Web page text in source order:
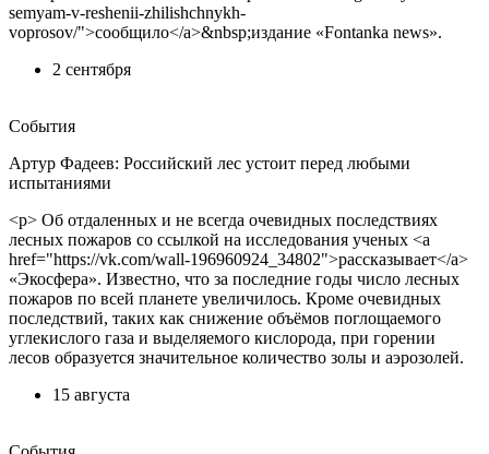
semyam-v-reshenii-zhilishchnykh-
voprosov/">сообщило</a>&nbsp;издание «Fontanka news».
2 сентября
События
Артур Фадеев: Российский лес устоит перед любыми
испытаниями
<p> Об отдаленных и не всегда очевидных последствиях
лесных пожаров со ссылкой на исследования ученых <a
href="https://vk.com/wall-196960924_34802">рассказывает</a>
«Экосфера». Известно, что за последние годы число лесных
пожаров по всей планете увеличилось. Кроме очевидных
последствий, таких как снижение объёмов поглощаемого
углекислого газа и выделяемого кислорода, при горении
лесов образуется значительное количество золы и аэрозолей.
15 августа